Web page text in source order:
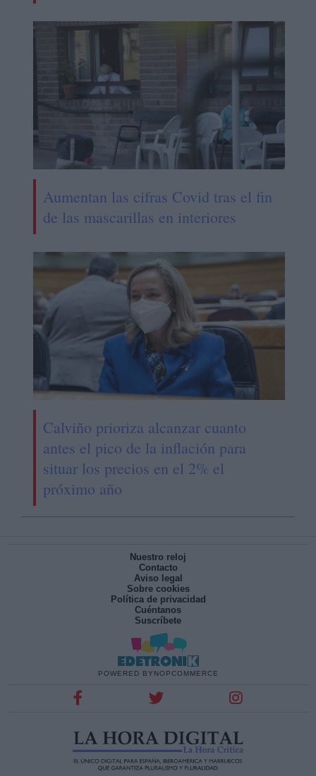
Aumentan las cifras Covid tras el fin
de las mascarillas en interiores
Calviño prioriza alcanzar cuanto
antes el pico de la inflación para
situar los precios en el 2% el
próximo año
Nuestro reloj
Contacto
Aviso legal
Sobre cookies
Política de privacidad
Cuéntanos
Suscríbete
POWERED BY NOPCOMMERCE